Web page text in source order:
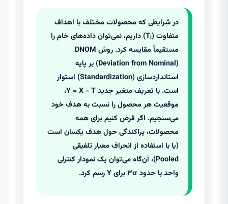
در شرایطی که محصولات مختلف با اهداف
متفاوت (Ti ) داریم، نمی‌توان داده‌های خام را
مستقیماً مقایسه کرد. روش DNOM
(Deviation from Nominal) بر پایه
استانداردسازی
(Standardization) استوار
است. با تعریف متغیر جدید Y = X - T،
موقعیت هر محصول را نسبت به هدف خود
می‌سنجیم. اگر فرض کنیم برای همه
محصولات، پراکندگی حول هدف یکسان است
(یا با استفاده از انحراف معیار تلفیقی
Pooled)، آن‌گاه می‌توان یک نمودار کنترلی
واحد با حدود ۳σ برای Y رسم کرد.